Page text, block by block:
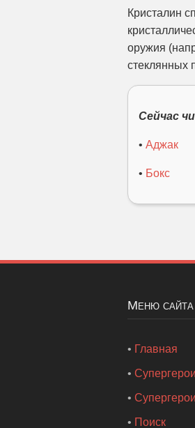
Кристалин
оружия
стеклянных
Сейчас
• Аджак
• Бокс
Меню сайта
• Главная
•
•
• Поиск